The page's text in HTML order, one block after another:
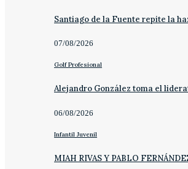
Santiago de la Fuente repite la
07/08/2026
Golf Profesional
Alejandro González toma el
06/08/2026
Infantil Juvenil
MIAH RIVAS Y PABLO